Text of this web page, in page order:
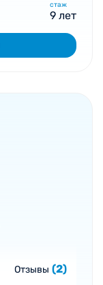
стаж
9 лет
Отзывы (2)